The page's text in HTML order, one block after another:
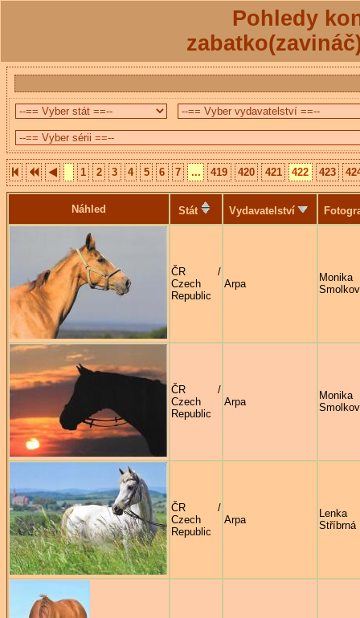
Pohledy
1 2 3 4 5 6 7 ... 419 420 421 422 423
Náhled Stát Vydavatelství
ČR /
Czech
Republic
Arpa
Monika
ČR /
Czech
Republic
Arpa
Monika
ČR /
Czech
Republic
Arpa
Lenka
Stříbrná